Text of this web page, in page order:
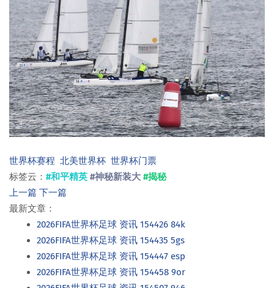
世界杯赛程 北美世界杯 世界杯门票
标签云： #和平精英 #神秘新装大 #揭秘
上一篇 下一篇
最新文章：
2026FIFA世界杯足球 资讯 154426 84k
2026FIFA世界杯足球 资讯 154435 5gs
2026FIFA世界杯足球 资讯 154447 esp
2026FIFA世界杯足球 资讯 154458 9or